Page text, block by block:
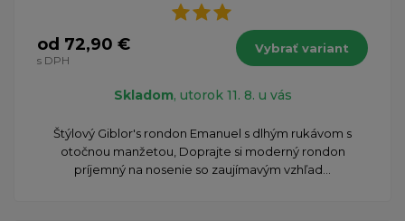
od 72,90 €
s DPH
Vybrať variant
Skladom, utorok 11. 8. u vás
Štýlový Giblor's rondon Emanuel s dlhým rukávom s
otočnou manžetou, Doprajte si moderný rondon
príjemný na nosenie so zaujímavým vzhľad...